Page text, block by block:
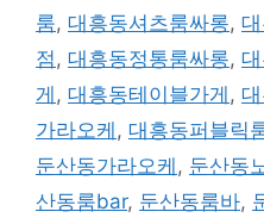
룸, 대흥동셔츠룸싸롱,
점, 대흥동정통룸싸롱,
게 , 대흥동테이블가게 ,
가라오케 , 대흥동퍼블릭
둔산동가라오케 , 둔산동
산동룸bar, 둔산동룸바,